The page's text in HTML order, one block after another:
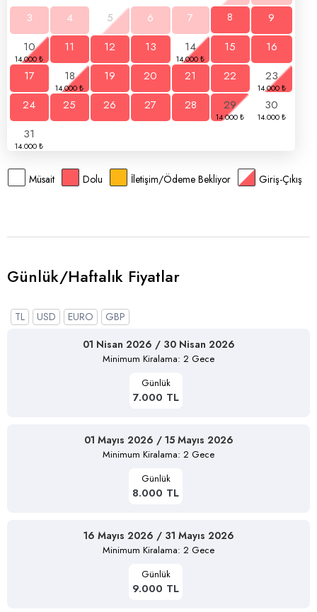
3 4 5 6 7 8
9
10
11 12 13 14 15
16
17
18 19 20 21 22
23
24
25 26 27 28 29
30
31
Müsait Dolu İletişim/Ödeme Bekliyor Giriş-Çıkış
Günlük/Haftalık Fiyatlar
TL USD EURO
GBP
01 Nisan 2026 / 30 Nisan 2026
Minimum Kiralama: 2 Gece
Günlük
7.000 TL
01 Mayıs 2026 / 15 Mayıs 2026
Minimum Kiralama: 2 Gece
Günlük
8.000 TL
16 Mayıs 2026 / 31 Mayıs 2026
Minimum Kiralama: 2 Gece
Günlük
9.000 TL